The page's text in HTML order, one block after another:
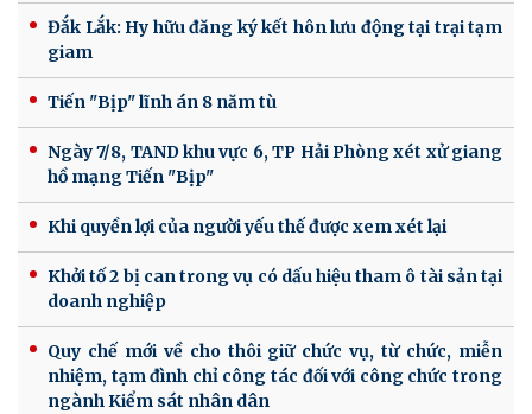
Đắk Lắk: Hy hữu đăng ký kết hôn lưu động tại trại tạm
giam
Tiến "Bịp" lĩnh án 8 năm tù
Ngày 7/8, TAND khu vực 6, TP Hải Phòng xét xử giang
hồ mạng Tiến "Bịp"
Khi quyền lợi của người yếu thế được xem xét lại
Khởi tố 2 bị can trong vụ có dấu hiệu tham ô tài sản tại
doanh nghiệp
Quy chế mới về cho thôi giữ chức vụ, từ chức, miễn
nhiệm, tạm đình chỉ công tác đối với công chức trong
ngành Kiểm sát nhân dân